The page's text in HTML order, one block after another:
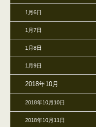
1月6日
1月7日
1月8日
1月9日
2018年10月
2018年10月10日
2018年10月11日